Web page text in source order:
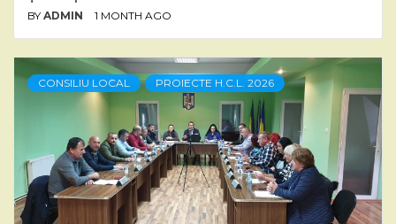
BY ADMIN 1 MONTH AGO
CONSILIU LOCAL PROIECTE H.C.L. 2026